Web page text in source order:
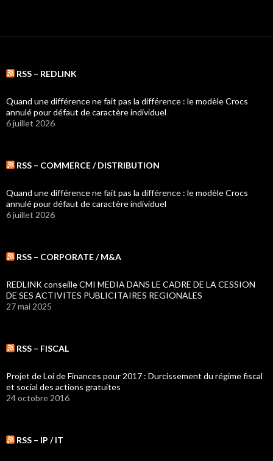
RSS – REDLINK
Quand une différence ne fait pas la différence : le modèle Crocs
annulé pour défaut de caractère individuel
6 juillet 2026
RSS – COMMERCE / DISTRIBUTION
Quand une différence ne fait pas la différence : le modèle Crocs
annulé pour défaut de caractère individuel
6 juillet 2026
RSS – CORPORATE / M&A
REDLINK conseille CMI MEDIA DANS LE CADRE DE LA CESSION
DE SES ACTIVITES PUBLICITAIRES REGIONALES
27 mai 2025
RSS – FISCAL
Projet de Loi de Finances pour 2017 : Durcissement du régime fiscal
et social des actions gratuites
24 octobre 2016
RSS – IP / IT